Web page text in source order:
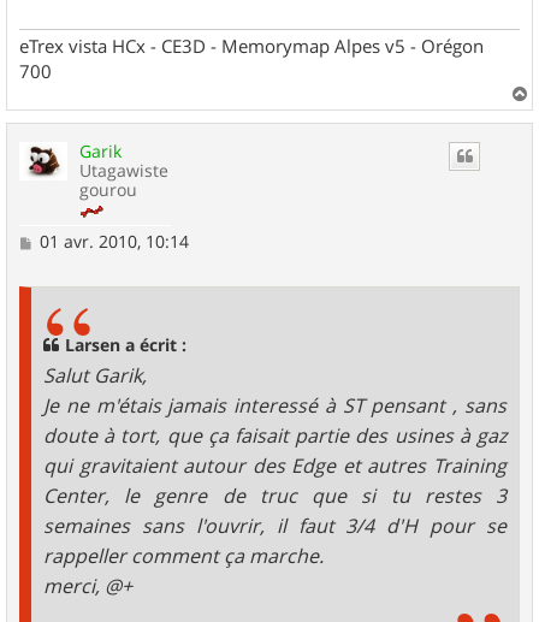
eTrex vista HCx - CE3D - Memorymap Alpes v5 - Orégon
700
a
Garik
Utagawiste
gourou
M
01 avr. 2010, 10:14
Larsen a écrit :
Salut Garik,
Je ne m'étais jamais interessé à ST pensant , sans
doute à tort, que ça faisait partie des usines à gaz
qui gravitaient autour des Edge et autres Training
Center, le genre de truc que si tu restes 3
semaines sans l'ouvrir, il faut 3/4 d'H pour se
rappeller comment ça marche.
merci, @+